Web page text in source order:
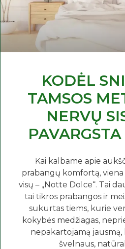
KODĖL
TAMSOS
NERVŲ
Kai kalbame apie
prabangų komfortą, viena
visų – „Notte Dolce“. Tai
tai tikros prabangos ir
sukurtas tiems, kurie
kokybės medžiagas,
nepakartojamą
švelnaus,